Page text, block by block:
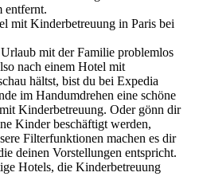
entfernt.
mit Kinderbetreuung in Paris bei
mit der Familie problemlos
nach einem Hotel mit
hältst, bist du bei Expedia
im Handumdrehen eine schöne
Kinderbetreuung. Oder gönn dir
Kinder beschäftigt werden,
Filterfunktionen machen es dir
deinen Vorstellungen entspricht.
Hotels, die Kinderbetreuung